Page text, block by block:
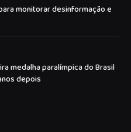
monitorar desinformação e
medalha paralímpica do Brasil
depois